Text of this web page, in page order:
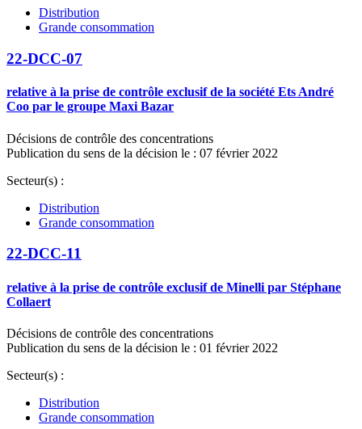
Distribution
Grande consommation
22-DCC-07
relative à la prise de contrôle exclusif de la société Ets André
Coo par le groupe Maxi Bazar
Décisions de contrôle des concentrations
Publication du sens de la décision le : 07 février 2022
Secteur(s) :
Distribution
Grande consommation
22-DCC-11
relative à la prise de contrôle exclusif de Minelli par Stéphane
Collaert
Décisions de contrôle des concentrations
Publication du sens de la décision le : 01 février 2022
Secteur(s) :
Distribution
Grande consommation